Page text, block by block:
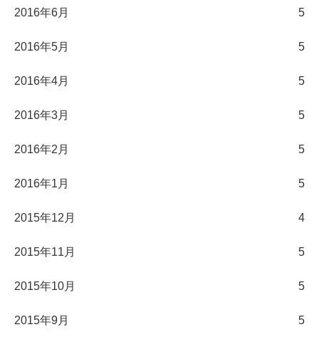
2016年6月 5
2016年5月 5
2016年4月 5
2016年3月 5
2016年2月 5
2016年1月 5
2015年12月 4
2015年11月 5
2015年10月 5
2015年9月 5